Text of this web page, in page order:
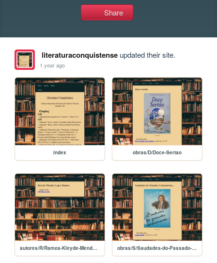
Share
literaturaconquistenseupdated their site.
1 year ago
index obras/D/Doce-Sertao
autores/R/Ramos-Kleyde-Mendes-Lopes obras/S/Saudades-do-Passado-Unicamente